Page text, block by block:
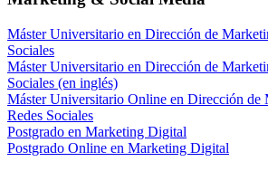
Máster Universitario en Dirección de
Sociales
Máster Universitario en Dirección de
Sociales (en inglés)
Máster Universitario Online en Dirección
Redes Sociales
Postgrado en Marketing Digital
Postgrado Online en Marketing Digital